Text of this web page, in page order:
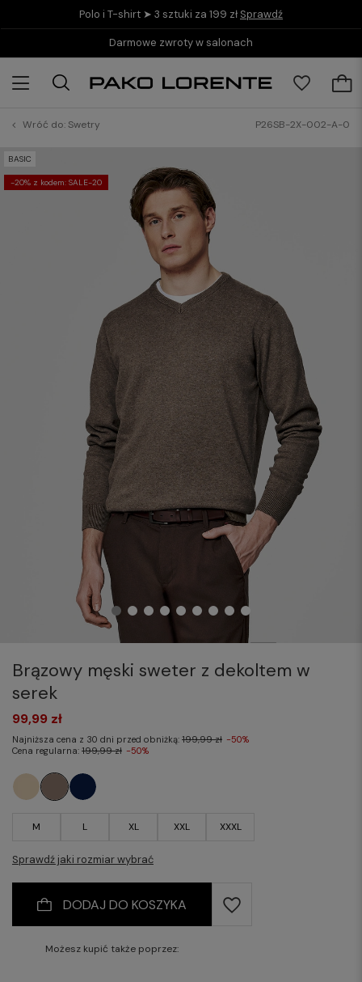
Polo i T-shirt ➤ 3 sztuki za 199 zł Sprawdź
Darmowe zwroty w salonach
Wróć do:Swetry P26SB-2X-002-A-0
BASIC
-20% z kodem: SALE-20
Brązowy męski sweter z dekoltem w
serek
M L XL XXL XXXL
Sprawdź jaki rozmiar wybrać
99,99 zł
Najniższa cena z 30 dni przed obniżką: 199,99 zł -50%
Cena regularna: 199,99 zł -50%
DODAJ DO KOSZYKA
Możesz kupić także poprzez: